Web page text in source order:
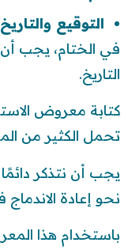
التوقيع والتاريخ
في الختام، يجب
التاريخ.
كتابة معروض
تحمل الكثير من
يجب أن نتذكر
نحو إعادة
باستخدام هذا